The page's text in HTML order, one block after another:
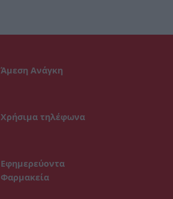
Άμεση Ανάγκη
Χρήσιμα τηλέφωνα
Εφημερεύοντα
Φαρμακεία